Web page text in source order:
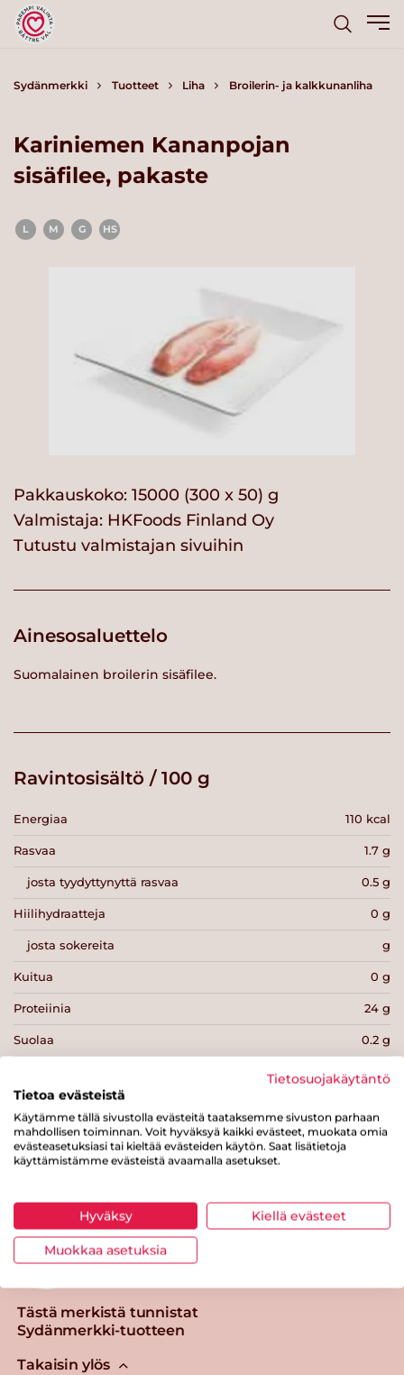
Sydänmerkki Tuotteet Liha Broilerin- ja kalkkunanliha
Kariniemen Kananpojan
sisäfilee, pakaste
L M G HS
Pakkauskoko: 15000 (300 x 50) g
Valmistaja: HKFoods Finland Oy
Tutustu valmistajan sivuihin
Ainesosaluettelo
Suomalainen broilerin sisäfilee.
Ravintosisältö / 100 g
Energiaa 110 kcal
Rasvaa 1.7 g
josta tyydyttynyttä rasvaa 0.5 g
Hiilihydraatteja 0 g
josta sokereita g
Kuitua 0 g
Proteiinia 24 g
Suolaa 0.2 g
Tulosta sivu Jaa tuote
Tästä merkistä tunnistat
Sydänmerkki-tuotteen
Takaisin ylös
Tietosuojakäytäntö
Tietoa evästeistä
Käytämme tällä sivustolla evästeitä taataksemme sivuston parhaan
mahdollisen toiminnan. Voit hyväksyä kaikki evästeet, muokata omia
evästeasetuksiasi tai kieltää evästeiden käytön. Saat lisätietoja
käyttämistämme evästeistä avaamalla asetukset.
Hyväksy Kiellä evästeet
Muokkaa asetuksia